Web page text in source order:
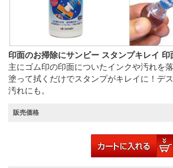
印面のお掃除にサンビー スタンプキレイ
主にゴム印の印面についたインクや汚れを
塗って拭くだけでスタンプがキレイに！デ
汚れにも。
販売価格